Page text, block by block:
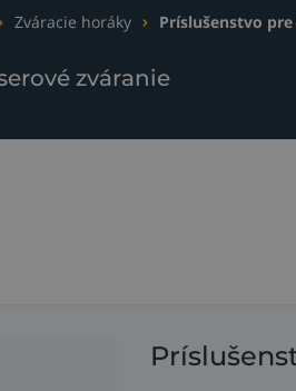
Zváracie horáky Príslušenstvo
zváranie